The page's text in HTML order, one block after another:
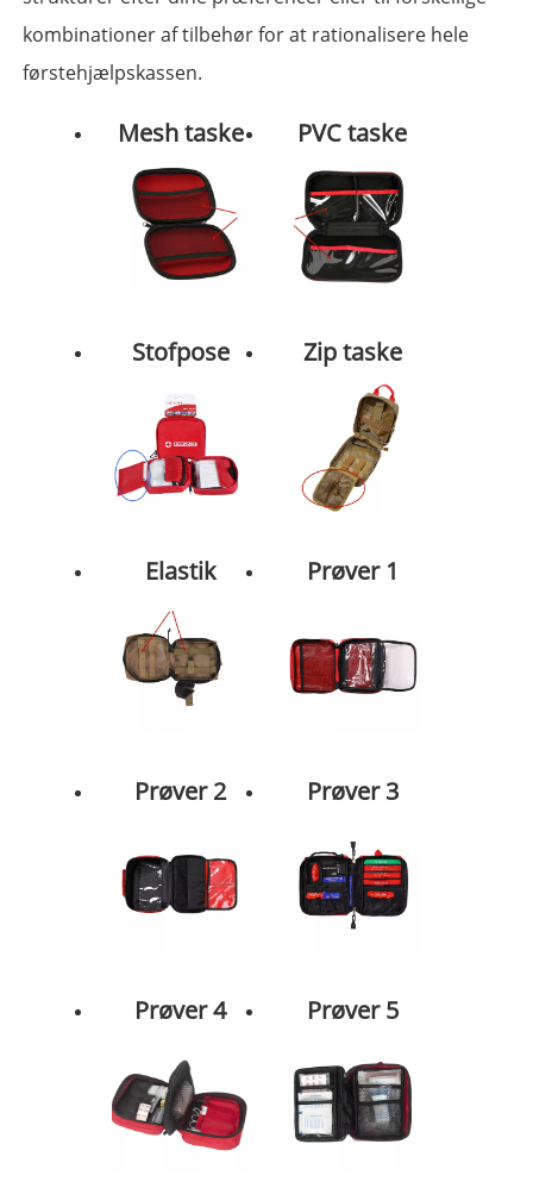
kombinationer af tilbehør for at rationalisere hele
førstehjælpskassen.
Mesh taske PVC taske
Stofpose Zip taske
Elastik Prøver 1
Prøver 2 Prøver 3
Prøver 4 Prøver 5